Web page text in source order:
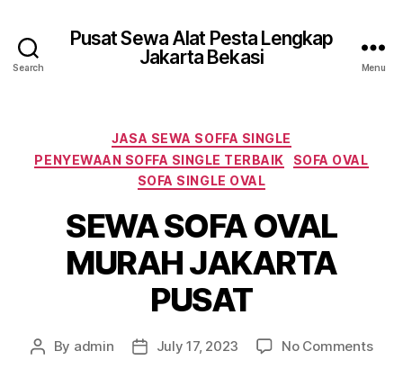
Search
Pusat Sewa Alat Pesta Lengkap
Jakarta Bekasi
Menu
Categories
JASA SEWA SOFFA SINGLE
PENYEWAAN SOFFA SINGLE TERBAIK
SOFA OVAL
SOFA SINGLE OVAL
SEWA SOFA OVAL
MURAH JAKARTA
PUSAT
Post
By admin
PostJuly 17, 2023 No Commentson